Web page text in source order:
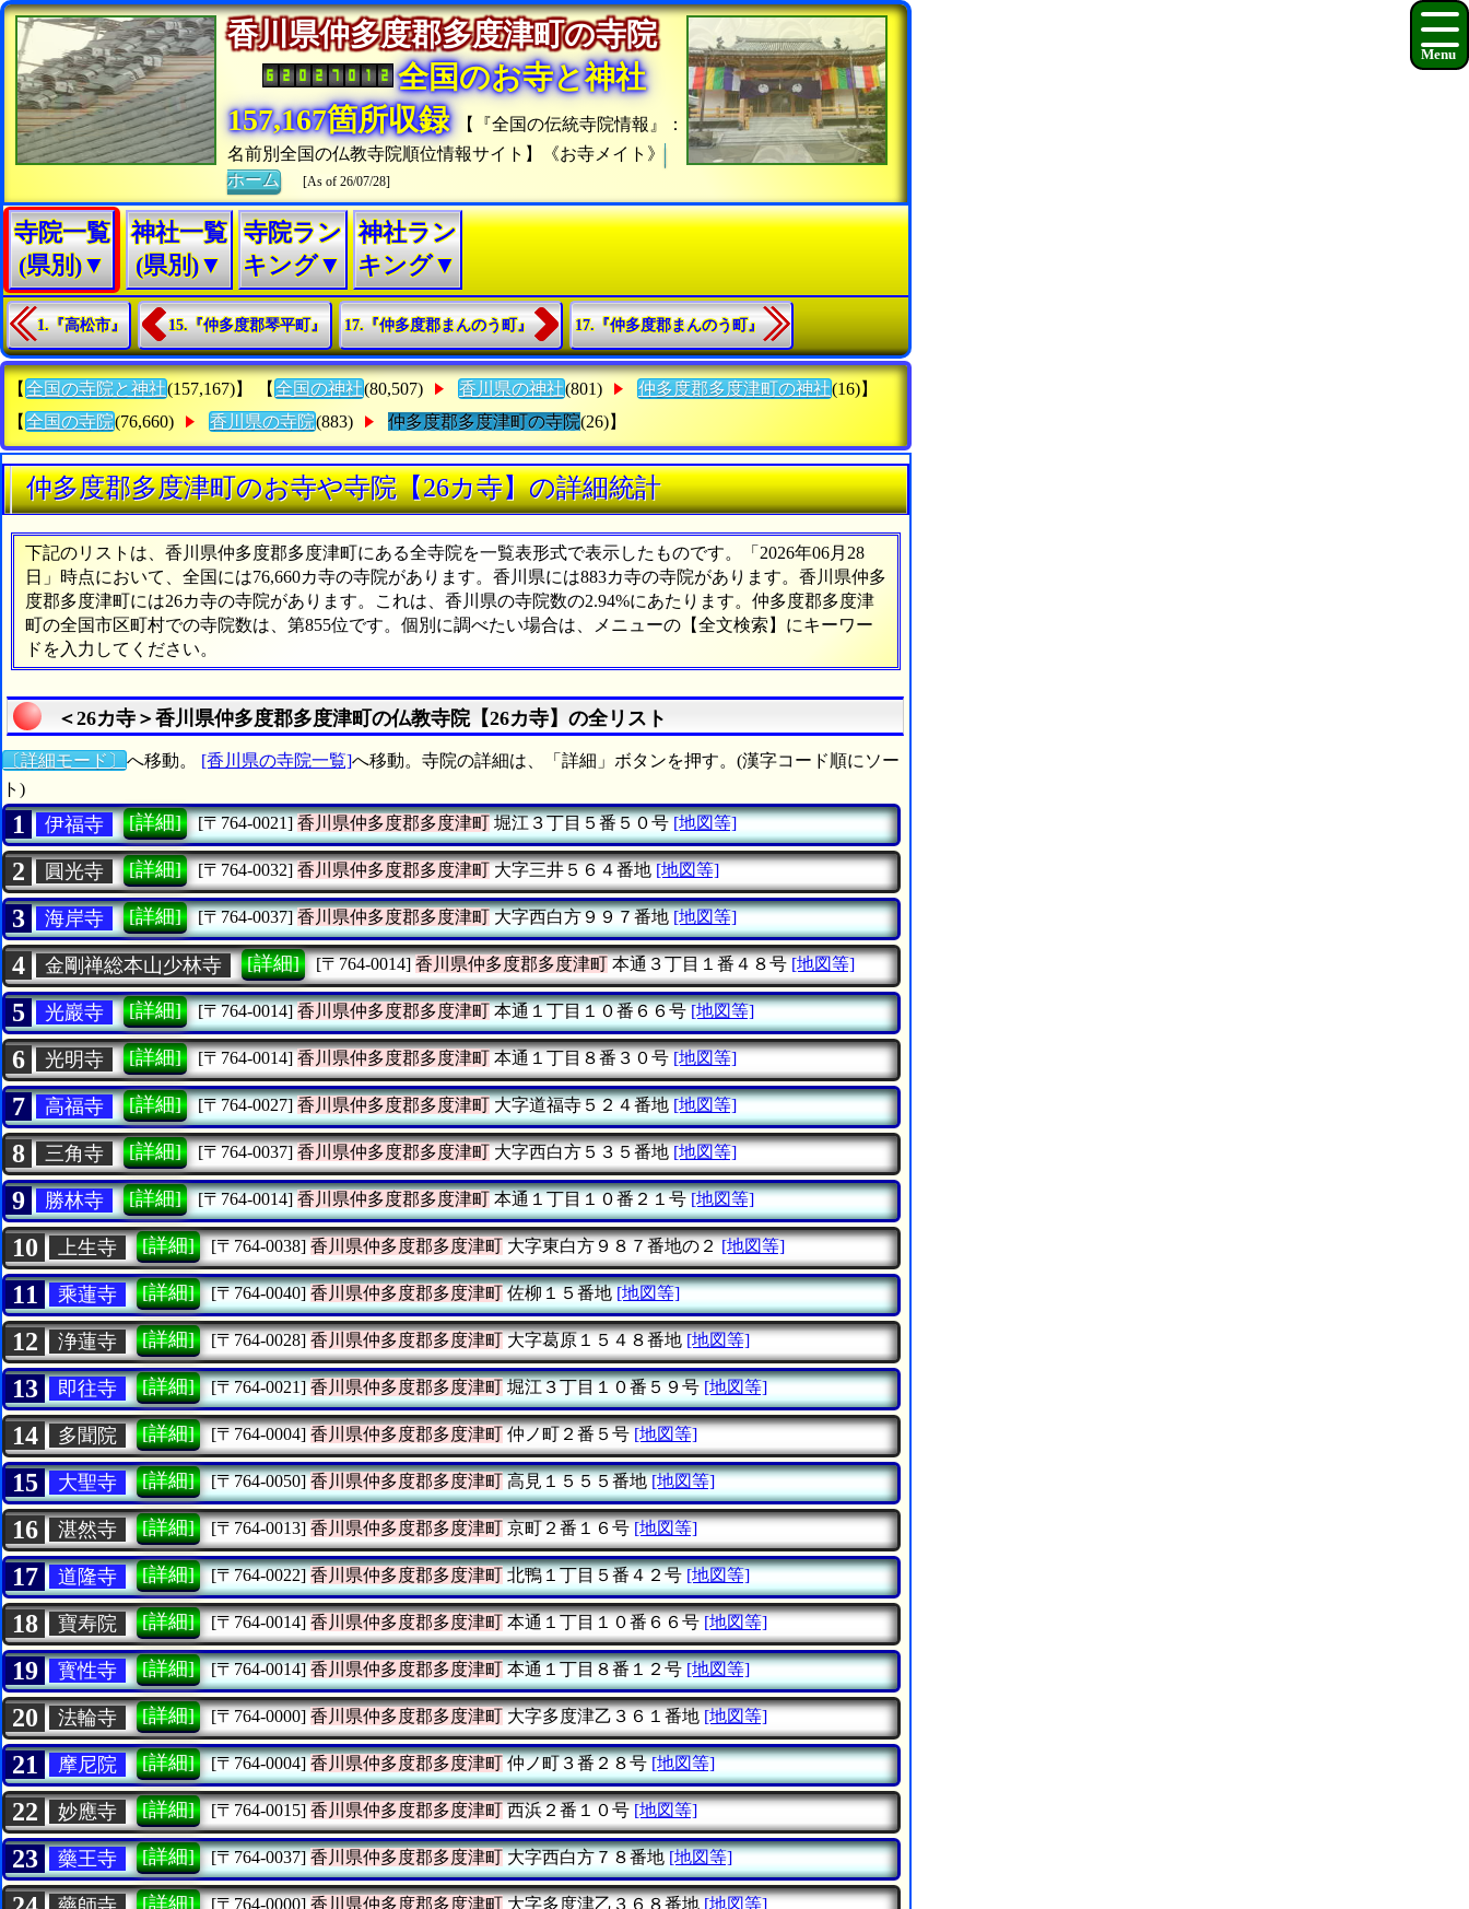
香川県仲多度郡多度津町の寺院
全国のお寺と神社
157,167箇所収録
【『全国の伝統寺院情報』：
名前別全国の仏教寺院順位情報サイト】《お寺メイト》
ホーム
[As of 26/07/28]
寺院一覧
(県別)▼
神社一覧
(県別)▼
寺院ラン
キング▼
神社ラン
キング▼
1.『高松市』 15.『仲多度郡琴平町』 17.『仲多度郡まんのう町』 17.『仲多度郡まんのう町』
【 全国の寺院と神社(157,167)】 【 全国の神社(80,507) 香川県の神社(801) 仲多度郡多度津町の神社(16)】
【 全国の寺院(76,660) 香川県の寺院(883) 仲多度郡多度津町の寺院(26)】
仲多度郡多度津町のお寺や寺院【26カ寺】の詳細統計
下記のリストは、香川県仲多度郡多度津町にある全寺院を一覧表形式で表示したものです。「2026年06月28
日」時点において、全国には76,660カ寺の寺院があります。香川県には883カ寺の寺院があります。香川県仲多
度郡多度津町には26カ寺の寺院があります。これは、香川県の寺院数の2.94%にあたります。仲多度郡多度津
町の全国市区町村での寺院数は、第855位です。個別に調べたい場合は、メニューの【全文検索】にキーワー
ドを入力してください。
＜26カ寺＞香川県仲多度郡多度津町の仏教寺院【26カ寺】の全リスト
〔詳細モード〕 へ移動。 [香川県の寺院一覧]へ移動。寺院の詳細は、「詳細」ボタンを押す。(漢字コード順にソー
ト)
1 伊福寺 [詳細] [〒764-0021] 香川県仲多度郡多度津町堀江３丁目５番５０号 [地図等]
2 圓光寺 [詳細] [〒764-0032] 香川県仲多度郡多度津町大字三井５６４番地 [地図等]
3 海岸寺 [詳細] [〒764-0037] 香川県仲多度郡多度津町大字西白方９９７番地 [地図等]
4 金剛禅総本山少林寺 [詳細] [〒764-0014] 香川県仲多度郡多度津町本通３丁目１番４８号 [地図等]
5 光巖寺 [詳細] [〒764-0014] 香川県仲多度郡多度津町本通１丁目１０番６６号 [地図等]
6 光明寺 [詳細] [〒764-0014] 香川県仲多度郡多度津町本通１丁目８番３０号 [地図等]
7 高福寺 [詳細] [〒764-0027] 香川県仲多度郡多度津町大字道福寺５２４番地 [地図等]
8 三角寺 [詳細] [〒764-0037] 香川県仲多度郡多度津町大字西白方５３５番地 [地図等]
9 勝林寺 [詳細] [〒764-0014] 香川県仲多度郡多度津町本通１丁目１０番２１号 [地図等]
10 上生寺 [詳細] [〒764-0038] 香川県仲多度郡多度津町大字東白方９８７番地の２ [地図等]
11 乘蓮寺 [詳細] [〒764-0040] 香川県仲多度郡多度津町佐柳１５番地 [地図等]
12 浄蓮寺 [詳細] [〒764-0028] 香川県仲多度郡多度津町大字葛原１５４８番地 [地図等]
13 即往寺 [詳細] [〒764-0021] 香川県仲多度郡多度津町堀江３丁目１０番５９号 [地図等]
14 多聞院 [詳細] [〒764-0004] 香川県仲多度郡多度津町仲ノ町２番５号 [地図等]
15 大聖寺 [詳細] [〒764-0050] 香川県仲多度郡多度津町高見１５５５番地 [地図等]
16 湛然寺 [詳細] [〒764-0013] 香川県仲多度郡多度津町京町２番１６号 [地図等]
17 道隆寺 [詳細] [〒764-0022] 香川県仲多度郡多度津町北鴨１丁目５番４２号 [地図等]
18 寶寿院 [詳細] [〒764-0014] 香川県仲多度郡多度津町本通１丁目１０番６６号 [地図等]
19 寳性寺 [詳細] [〒764-0014] 香川県仲多度郡多度津町本通１丁目８番１２号 [地図等]
20 法輪寺 [詳細] [〒764-0000] 香川県仲多度郡多度津町大字多度津乙３６１番地 [地図等]
21 摩尼院 [詳細] [〒764-0004] 香川県仲多度郡多度津町仲ノ町３番２８号 [地図等]
22 妙應寺 [詳細] [〒764-0015] 香川県仲多度郡多度津町西浜２番１０号 [地図等]
23 藥王寺 [詳細] [〒764-0037] 香川県仲多度郡多度津町大字西白方７８番地 [地図等]
[詳細] [〒764-0000] 香川県仲多度郡多度津町大字多度津乙３６８番地 [地図等]